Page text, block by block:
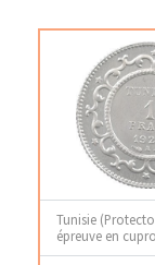
Tunisie
épreuve en